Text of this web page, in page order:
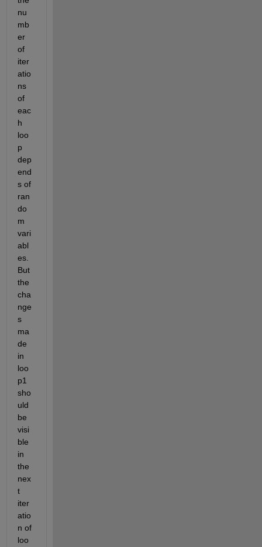
nu
mb
er
of
iter
atio
ns
of
eac
h
loo
p
dep
end
s of
ran
do
m
vari
abl
es.
But
the
cha
nge
s
ma
de
in
loo
p1
sho
uld
be
visi
ble
in
the
nex
t
iter
atio
n of
loo